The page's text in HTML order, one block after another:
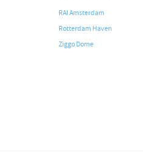
RAI Amsterdam
Rotterdam Haven
Ziggo Dome